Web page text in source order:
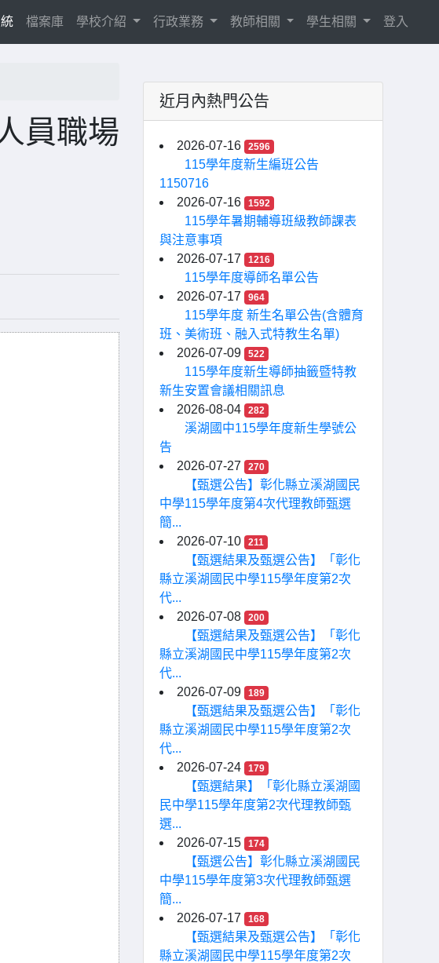
檔案庫 學校介紹 行政業務 教師相關 學生相關 登入
員職場
近月內熱門公告
2026-07-16 2596
115學年度新生編班公告
1150716
2026-07-16
1592
115學年暑期輔導班級教師課表
與注意事項
2026-07-17
1216
115學年度導師名單公告
2026-07-17
964
115學年度 新生名單公告(含體育
班、美術班、融入式特教生名單)
2026-07-09
522
115學年度新生導師抽籤暨特教
新生安置會議相關訊息
2026-08-04
282
溪湖國中115學年度新生學號公
告
2026-07-27
270
【甄選公告】彰化縣立溪湖國民
中學115學年度第4次代理教師甄選
簡...
2026-07-10
211
【甄選結果及甄選公告】「彰化
縣立溪湖國民中學115學年度第2次
代...
2026-07-08
200
【甄選結果及甄選公告】「彰化
縣立溪湖國民中學115學年度第2次
代...
2026-07-09
189
【甄選結果及甄選公告】「彰化
縣立溪湖國民中學115學年度第2次
代...
2026-07-24
179
【甄選結果】「彰化縣立溪湖國
民中學115學年度第2次代理教師甄
選...
2026-07-15
174
【甄選公告】彰化縣立溪湖國民
中學115學年度第3次代理教師甄選
簡...
2026-07-17
168
【甄選結果及甄選公告】「彰化
縣立溪湖國民中學115學年度第2次